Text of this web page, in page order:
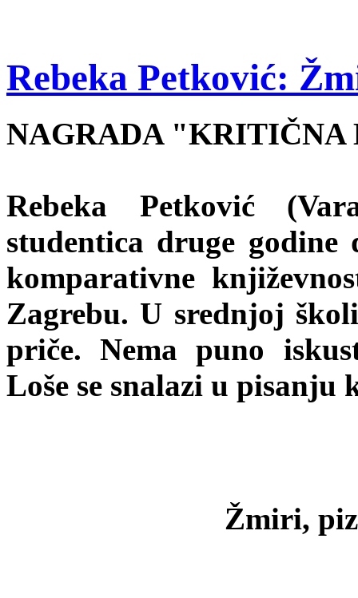
Rebeka Petković:
NAGRADA "KRITIČNA
Rebeka Petković
studentica druge
komparativne
Zagrebu. U srednjoj
priče. Nema puno
Loše se snalazi u
Žmiri,